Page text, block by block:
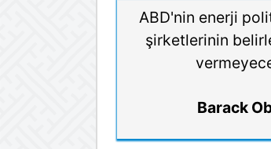
ABD'nin enerji
şirketlerinin
Barack